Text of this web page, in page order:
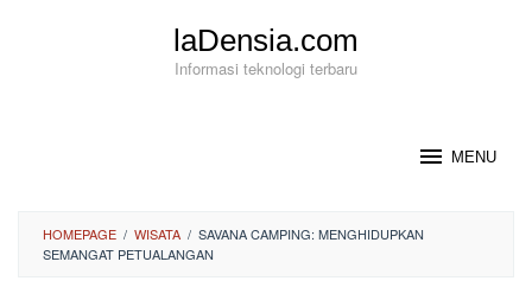
laDensia.com
Informasi teknologi terbaru
MENU
HOMEPAGE / WISATA / SAVANA CAMPING: MENGHIDUPKAN
SEMANGAT PETUALANGAN